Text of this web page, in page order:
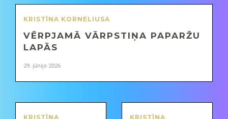
KRISTĪNA KORNELIUSA
VĒRPJAMĀ VĀRPSTIŅA PAPARŽU
LAPĀS
29. jūnijs 2026
KRISTĪNA
KRISTĪNA